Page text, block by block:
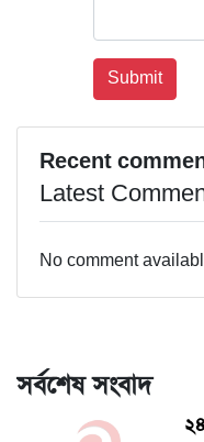
Recent
Latest
No comment
সর্বশেষ সংবাদ